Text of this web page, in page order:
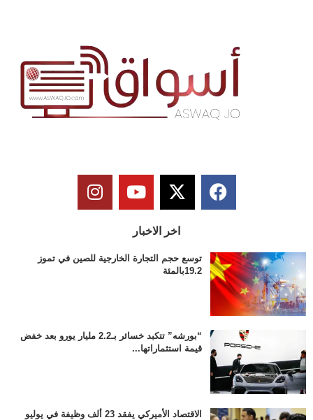
اخر الاخبار
توسع حجم التجارة الخارجية للصين في تموز
19.2بالمئة
“بورشه” تتكبد خسائر بـ2.2 مليار يورو بعد خفض
قيمة استثماراتها...
الاقتصاد الأميركي يفقد 23 ألف وظيفة في يوليو